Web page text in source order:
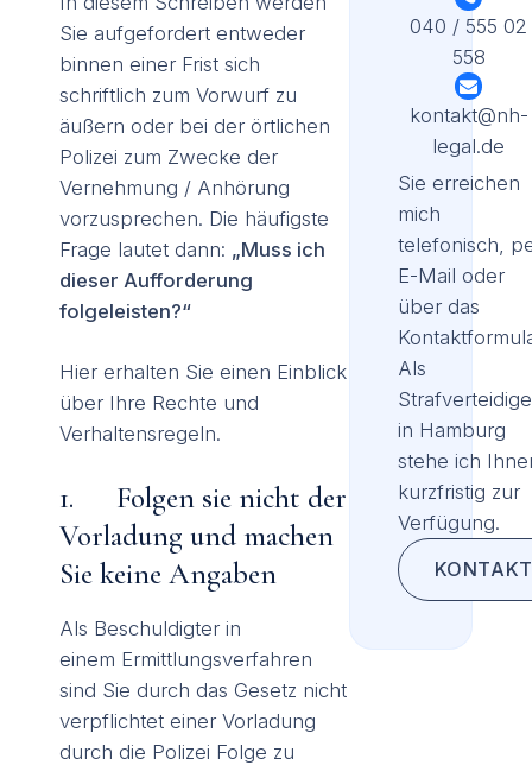
Sie aufgefordert entweder
binnen einer Frist sich
schriftlich zum Vorwurf zu
äußern oder bei der örtlichen
Polizei zum Zwecke der
Vernehmung / Anhörung
vorzusprechen. Die häufigste
Frage lautet dann: „Muss ich
dieser Aufforderung
folgeleisten?“
Hier erhalten Sie einen Einblick
über Ihre Rechte und
Verhaltensregeln.
1. Folgen sie nicht der
Vorladung und machen
Sie keine Angaben
Als Beschuldigter in
einem Ermittlungsverfahren
sind Sie durch das Gesetz nicht
verpflichtet einer Vorladung
durch die Polizei Folge zu
040 / 555 02
558
kontakt@nh-
legal.de
Sie erreichen
mich
telefonisch,
E-Mail oder
über das
Als
in Hamburg
stehe ich
kurzfristig zur
Verfügung.